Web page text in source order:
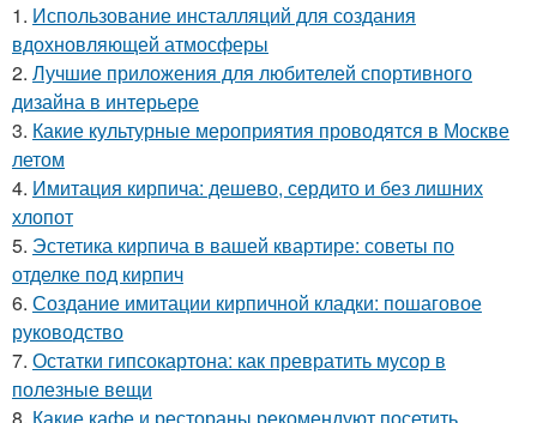
1. Использование инсталляций для создания
вдохновляющей атмосферы
2. Лучшие приложения для любителей спортивного
дизайна в интерьере
3. Какие культурные мероприятия проводятся в Москве
летом
4. Имитация кирпича: дешево, сердито и без лишних
хлопот
5. Эстетика кирпича в вашей квартире: советы по
отделке под кирпич
6. Создание имитации кирпичной кладки: пошаговое
руководство
7. Остатки гипсокартона: как превратить мусор в
полезные вещи